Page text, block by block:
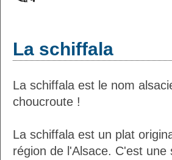
La schiffala
La schiffala est le nom
choucroute !
La schiffala est un plat
région de l'Alsace. C'est